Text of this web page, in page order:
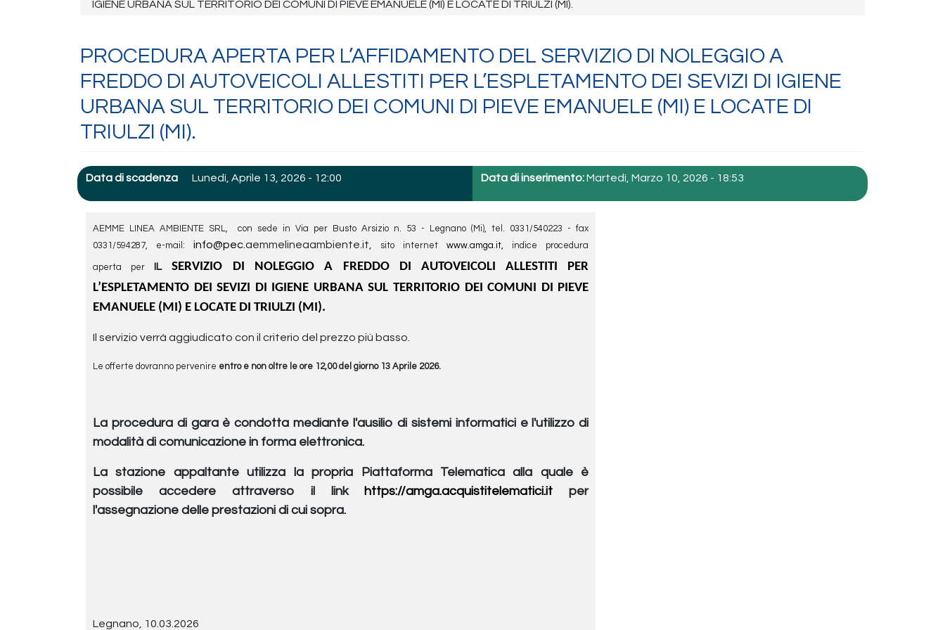
IGIENE URBANA SUL TERRITORIO DEI COMUNI DI PIEVE EMANUELE (MI) E LOCATE DI TRIULZI (MI).
PROCEDURA APERTA PER L’AFFIDAMENTO DEL SERVIZIO DI NOLEGGIO A
FREDDO DI AUTOVEICOLI ALLESTITI PER L’ESPLETAMENTO DEI SEVIZI DI IGIENE
URBANA SUL TERRITORIO DEI COMUNI DI PIEVE EMANUELE (MI) E LOCATE DI
TRIULZI (MI).
Data di scadenza Lunedì, Aprile 13, 2026 - 12:00 Data di inserimento:Martedì, Marzo 10, 2026 - 18:53
AEMME LINEA AMBIENTE SRL, con sede in Via per Busto Arsizio n. 53 - Legnano (Mi), tel. 0331/540223 - fax
0331/594287, e-mail:info@pec.aemmelineaambiente.it, sito internetwww.amga.it, indice procedura
aperta per IL SERVIZIO
DI NOLEGGIO A FREDDO DI AUTOVEICOLI ALLESTITI PER
L’ESPLETAMENTO DEI SEVIZI DI IGIENE URBANA SUL TERRITORIO DEI COMUNI DI PIEVE
EMANUELE (MI) E LOCATE DI TRIULZI (MI).
Il servizio verrà aggiudicato con il criterio del prezzo più basso.
Le offerte dovranno pervenire entro e non oltre le ore 12,00 del giorno 13 Aprile 2026.
La procedura di gara è condotta mediante l'ausilio di sistemi informatici e l'utilizzo di
modalità di comunicazione in forma elettronica.
La stazione appaltante utilizza la propria Piattaforma Telematica alla quale è
possibile accedere attraverso il link https://amga.acquistitelematici.it per
l'assegnazione delle prestazioni di cui sopra.
Legnano, 10.03.2026